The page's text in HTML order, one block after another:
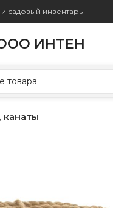
садовый инвентарь
ИНТЕН